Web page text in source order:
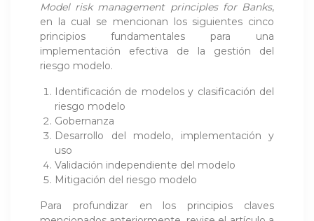
Model risk management principles for Banks,
en la cual se mencionan los siguientes cinco
principios fundamentales para una
implementación efectiva de la gestión del
riesgo modelo.
Identificación de modelos y clasificación del
riesgo modelo
Gobernanza
Desarrollo del modelo, implementación y
uso
Validación independiente del modelo
Mitigación del riesgo modelo
Para profundizar en los principios claves